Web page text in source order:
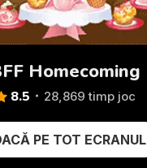
Homecoming
8.5 28,869 timp joc
PE TOT ECRANUL